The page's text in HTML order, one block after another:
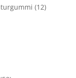
(12)